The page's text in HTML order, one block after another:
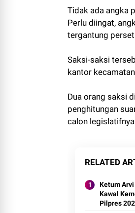
Tidak ada angka
Perlu diingat,
tergantung
Saksi-saksi
kantor
Dua orang saksi
penghitungan
calon legislatifnya
RELATED
Ketum
Kawal
Pilpres